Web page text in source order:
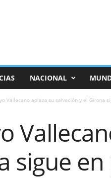
NACIONAL
Vallecano aplaza su salvación y el Girona
sigue